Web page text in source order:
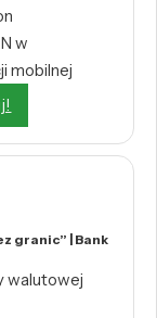
w
mobilnej
granic” | Bank
walutowej